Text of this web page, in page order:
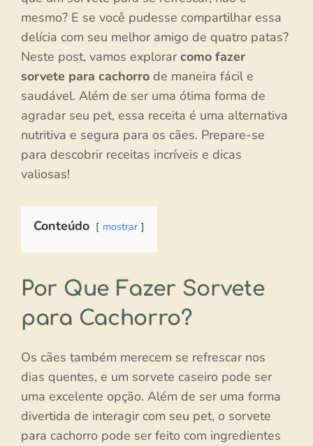
mesmo? E se você pudesse compartilhar essa
delícia com seu melhor amigo de quatro patas?
Neste post, vamos explorarcomo fazer
sorvete para cachorro de maneira fácil e
saudável. Além de ser uma ótima forma de
agradar seu pet, essa receita é uma alternativa
nutritiva e segura para os cães. Prepare-se
para descobrir receitas incríveis e dicas
valiosas!
Conteúdo mostrar
Por Que Fazer Sorvete
para Cachorro?
Os cães também merecem se refrescar nos
dias quentes, e um sorvete caseiro pode ser
uma excelente opção. Além de ser uma forma
divertida de interagir com seu pet, o sorvete
para cachorro pode ser feito com ingredientes